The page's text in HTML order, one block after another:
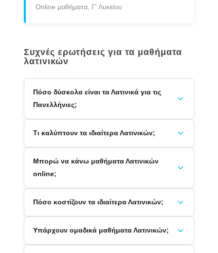
Online μαθήματα, Γ' Λυκείου
Συχνές ερωτήσεις για τα μαθήματα
λατινικών
Πόσο δύσκολα είναι τα Λατινικά για τις
Πανελλήνιες;
Τι καλύπτουν τα ιδιαίτερα Λατινικών;
Μπορώ να κάνω μαθήματα Λατινικών
online;
Πόσο κοστίζουν τα ιδιαίτερα Λατινικών;
Υπάρχουν ομαδικά μαθήματα Λατινικών;